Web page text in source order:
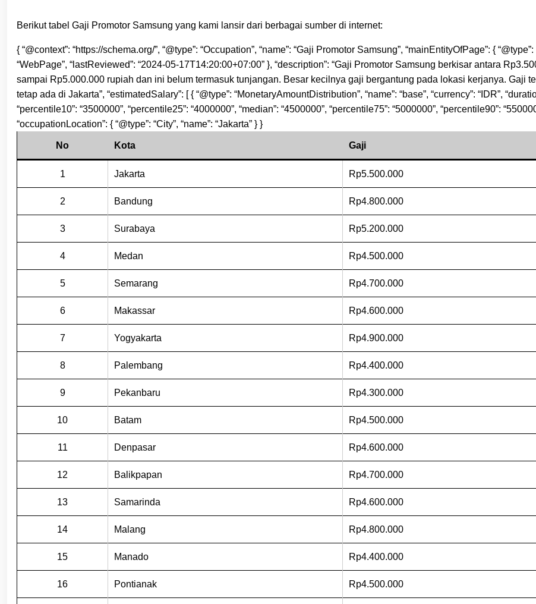
Berikut tabel Gaji Promotor Samsung yang kami lansir dari berbagai sumber di internet:
{ “@context”: “https://schema.org/”, “@type”: “Occupation”, “name”: “Gaji Promotor Samsung”, “mainEntityOfPage”: { “@type”:
“WebPage”, “lastReviewed”: “2024-05-17T14:20:00+07:00” }, “description”: “Gaji Promotor Samsung berkisar antara
sampai Rp5.000.000 rupiah dan ini belum termasuk tunjangan. Besar kecilnya gaji bergantung pada lokasi kerjanya. Gaji
tetap ada di Jakarta”, “estimatedSalary”: [ { “@type”: “MonetaryAmountDistribution”, “name”: “base”, “currency”: “IDR”,
“percentile10”: “3500000”, “percentile25”: “4000000”, “median”: “4500000”, “percentile75”: “5000000”, “percentile90”:
“occupationLocation”: { “@type”: “City”, “name”: “Jakarta” } }
No Kota Gaji
1 Jakarta Rp5.500.000
2 Bandung Rp4.800.000
3 Surabaya Rp5.200.000
4 Medan Rp4.500.000
5 Semarang Rp4.700.000
6 Makassar Rp4.600.000
7 Yogyakarta Rp4.900.000
8 Palembang Rp4.400.000
9 Pekanbaru Rp4.300.000
10 Batam Rp4.500.000
11 Denpasar Rp4.600.000
12 Balikpapan Rp4.700.000
13 Samarinda Rp4.600.000
14 Malang Rp4.800.000
15 Manado Rp4.400.000
16 Pontianak Rp4.500.000